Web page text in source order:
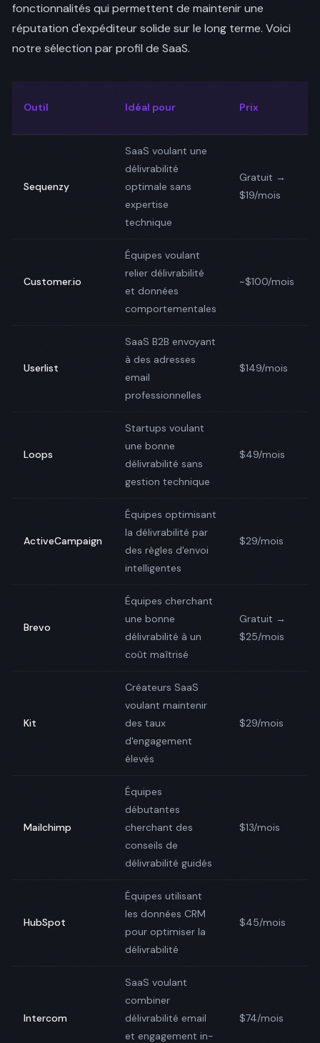
fonctionnalités qui permettent de maintenir une
réputation d'expéditeur solide sur le long terme. Voici
notre sélection par profil de SaaS.
Outil Idéal pour Prix
Sequenzy
SaaS voulant une
délivrabilité
optimale sans
expertise
technique
Gratuit →
$19/mois
Customer.io
Équipes voulant
relier délivrabilité
et données
comportementales
~$100/mois
Userlist
SaaS B2B envoyant
à des adresses
email
professionnelles
$149/mois
Loops
Startups voulant
une bonne
délivrabilité sans
gestion technique
$49/mois
ActiveCampaign
Équipes optimisant
la délivrabilité par
des règles d'envoi
intelligentes
$29/mois
Brevo
Équipes cherchant
une bonne
délivrabilité à un
coût maîtrisé
Gratuit →
$25/mois
Kit
Créateurs SaaS
voulant maintenir
des taux
d'engagement
élevés
$29/mois
Mailchimp
Équipes
débutantes
cherchant des
conseils de
délivrabilité guidés
$13/mois
HubSpot
Équipes utilisant
les données CRM
pour optimiser la
délivrabilité
$45/mois
Intercom
SaaS voulant
combiner
délivrabilité email
et engagement in-
$74/mois